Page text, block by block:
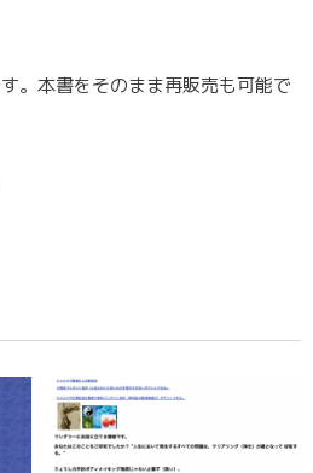
。本書をそのまま再販売も可能で